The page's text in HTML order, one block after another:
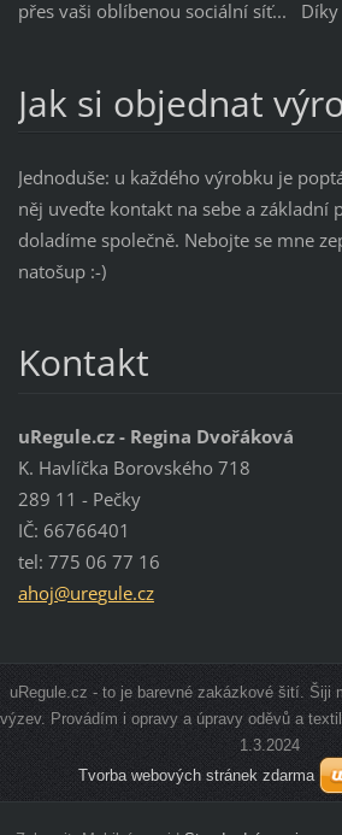
přes vaši oblíbenou sociální síť... Díky
Jak si objednat
Jednoduše: u každého výrobku je
něj uveďte kontakt na sebe a základní
doladíme společně. Nebojte se mne
natošup :-)
Kontakt
uRegule.cz - Regina Dvořáková
K. Havlíčka Borovského 718
289 11 - Pečky
IČ: 66766401
tel: 775 06 77 16
ahoj@uregule.cz
uRegule.cz - to je barevné zakázkové šití. Šiji
výzev. Provádím i opravy a úpravy oděvů a
1.3.2024
Tvorba webových stránek zdarma